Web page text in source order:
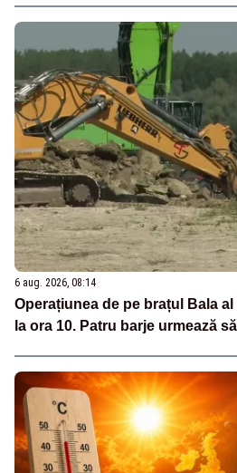
6 aug. 2026, 08:14
Operațiunea de pe brațul Bala
la ora 10. Patru barje urmează